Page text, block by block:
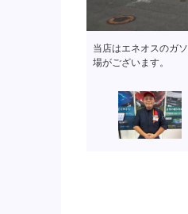
サービスルームには